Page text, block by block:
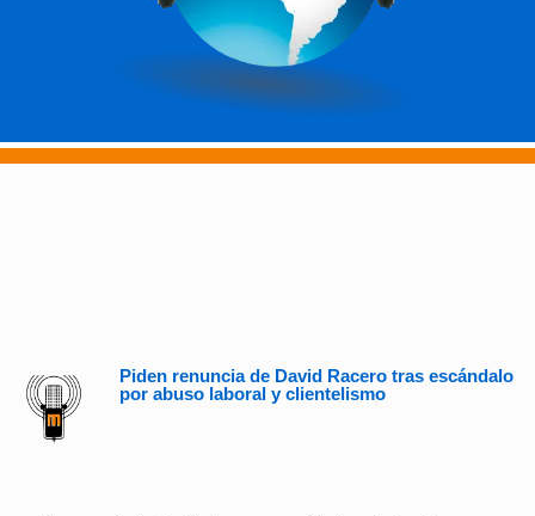
Piden renuncia de David Racero tras escándalo
por abuso laboral y clientelismo